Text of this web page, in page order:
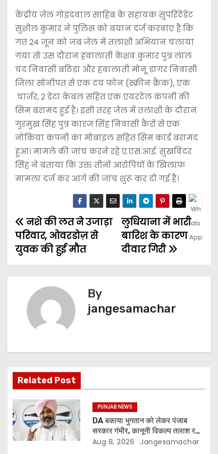
केंद्रीय जेल गोइंदवाल साहिब के सहायक सुपरिंटेंडेंट
सुशील कुमार ने पुलिस को बयान दर्ज करवाए है कि
गत 24 जून को जब जेल में तलाशी अभियान चलाया
गया तो उस दौरान हवालाती केशव कुमार पुत्र लाल
चंद निवासी बठिंडा और हवालाती मोनू डागर निवासी
जिला सोनीपत से एक टच फोन (स्क्रीन क्रैक), एक
चार्जर, 2 डेटा केबल सहित एक एयरटेल कंपनी की
सिम बरामद हुई है। इसी तरह जेल में तलाशी के दौरान
गुरमुख सिंह पुत्र कारज सिंह निवासी कैरों से एक
नोकिया कंपनी का मोबाइल सहित सिम कार्ड बरामद
हुआ। मामले की जांच करने रहे ए.एस.आई. सुखविंदर
सिंह ने बताया कि उक्त तीनों आरोपियों के खिलाफ
मामला दर्ज कर आगे की जांच शुरू कर दी गई है।
लुधियाना में भारी
बारिश के कारण
दीवार गिरी
नशे की लत ने उजाड़ा
परिवार, ओवरडोज़ से
युवक की हुई मौत
By
jangesamachar
Related Post
PUNJAB NEWS
DA बकाया भुगतान को लेकर पंजाब
सरकार गंभीर, कानूनी विकल्प तलाश रही:
वित्त मंत्री; 27 अगस्त की हड़ताल की
Aug 8, 2026 Jangesamachar